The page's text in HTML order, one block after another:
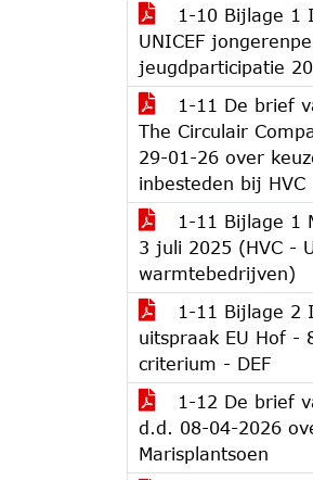
1-10 Bijlage 1
UNICEF
jeugdparticipatie
1-11 De brief
The Circulair
29-01-26 over
inbesteden bij HVC
1-11 Bijlage 1
3 juli 2025 (HVC -
warmtebedrijven)
1-11 Bijlage 2
uitspraak EU Hof -
criterium - DEF
1-12 De brief
d.d. 08-04-2026
Marisplantsoen